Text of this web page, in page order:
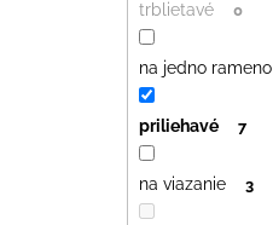
trblietavé 0
na jedno rameno
priliehavé 7
na viazanie 3